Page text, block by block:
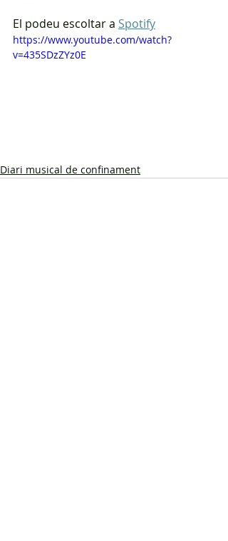
El podeu escoltar a Spotify
https://www.youtube.com/watch?
v=435SDzZYz0E
Diari musical de confinament